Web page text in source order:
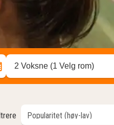
2 Voksne (1 Velg rom)